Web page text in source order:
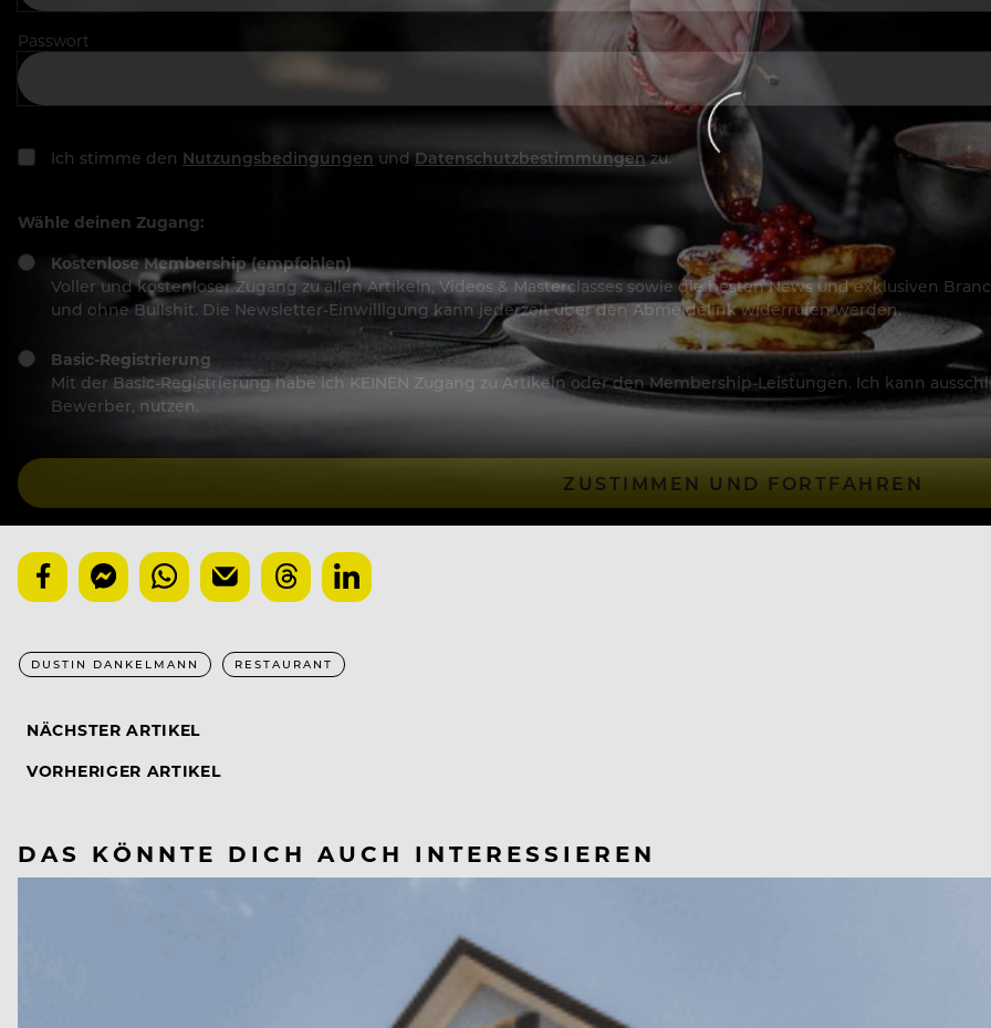
Passwort
Ich stimme den Nutzungsbedingungen und Datenschutzbestimmungen zu.
Wähle deinen Zugang:
Kostenlose Membership (empfohlen)
Voller und kostenloser Zugang zu allen Artikeln, Videos & Masterclasses sowie die besten News und exklusiven
und ohne Bullshit. Die Newsletter-Einwilligung kann jederzeit über den Abmeldelink widerrufen werden.
Basic-Registrierung
Mit der Basic-Registrierung habe ich KEINEN Zugang zu Artikeln oder den Membership-Leistungen. Ich kann
Bewerber, nutzen.
ZUSTIMMEN UND FORTFAHREN
DUSTIN DANKELMANN RESTAURANT
NÄCHSTER ARTIKEL
VORHERIGER ARTIKEL
DAS KÖNNTE DICH AUCH INTERESSIEREN